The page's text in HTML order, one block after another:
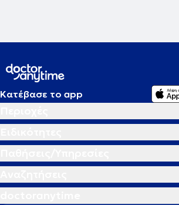
Κατέβασε το app